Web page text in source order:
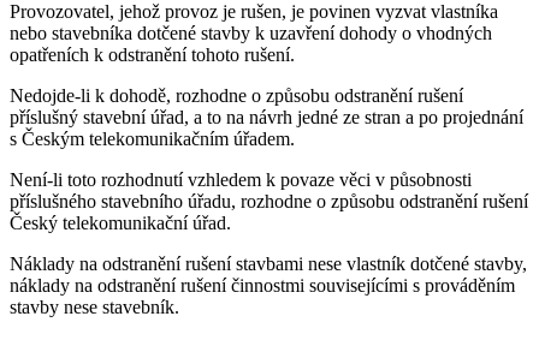
Provozovatel, jehož provoz je rušen, je povinen vyzvat vlastníka
nebo stavebníka dotčené stavby k uzavření dohody o vhodných
opatřeních k odstranění tohoto rušení.
Nedojde-li k dohodě, rozhodne o způsobu odstranění rušení
příslušný stavební úřad, a to na návrh jedné ze stran a po projednání
s Českým telekomunikačním úřadem.
Není-li toto rozhodnutí vzhledem k povaze věci v působnosti
příslušného stavebního úřadu, rozhodne o způsobu odstranění rušení
Český telekomunikační úřad.
Náklady na odstranění rušení stavbami nese vlastník dotčené stavby,
náklady na odstranění rušení činnostmi souvisejícími s prováděním
stavby nese stavebník.